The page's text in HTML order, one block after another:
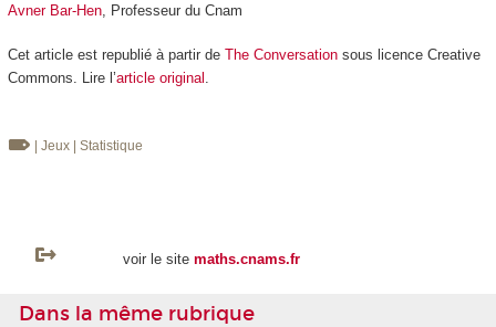
Avner Bar-Hen, Professeur du Cnam
Cet article est republié à partir de The Conversationsous licence Creative
Commons. Lire l’article original .
| Jeux | Statistique
voir le site maths.cnams.fr
Dans la même rubrique